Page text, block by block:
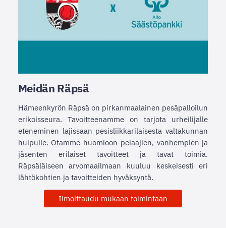
Meidän Räpsä
Hämeenkyrön Räpsä on pirkanmaalainen pesäpalloilun
erikoisseura. Tavoitteenamme on tarjota urheilijalle
eteneminen lajissaan pesisliikkarilaisesta valtakunnan
huipulle. Otamme huomioon pelaajien, vanhempien ja
jäsenten erilaiset tavoitteet ja tavat toimia.
Räpsäläiseen arvomaailmaan kuuluu keskeisesti eri
lähtökohtien ja tavoitteiden hyväksyntä.
Ilmoittaudu mukaan toimintaan